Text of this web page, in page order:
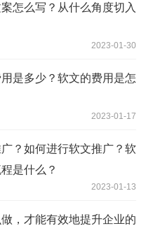
怎么写？从什么角度切入
2023-01-30
是多少？软文的费用是怎
2023-01-17
？如何进行软文推广？软
是什么？
2023-01-13
，才能有效地提升企业的